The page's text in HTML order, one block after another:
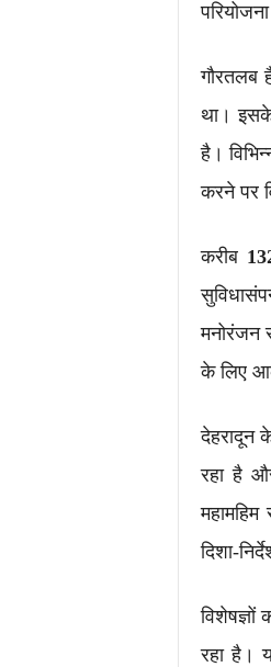
गौरतलब
था। इसके
है।
करने पर
करीब
मनोरंजन
के लिए
देहरादून
रहा है
दिशा-
विशेषज्ञों
रहा है।